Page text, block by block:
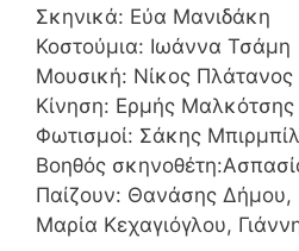
Σκηνικά: Εύα Μανιδάκη
Κοστούμια: Ιωάννα Τσάμη
Μουσική: Νίκος Πλάτανος
Κίνηση: Ερμής Μαλκότσης
Φωτισμοί: Σάκης
Βοηθός
Παίζουν: Θανάσης Δήμου,
Μαρία Κεχαγιόγλου,